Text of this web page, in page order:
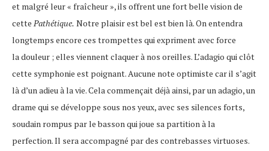
et malgré leur « fraîcheur », ils offrent une fort belle vision de
cette Pathétique. Notre plaisir est bel est bien là. On entendra
longtemps encore ces trompettes qui expriment avec force
la douleur ; elles viennent claquer à nos oreilles. L’adagio qui clôt
cette symphonie est poignant. Aucune note optimiste car il s’agit
là d’un adieu à la vie. Cela commençait déjà ainsi, par un adagio, un
drame qui se développe sous nos yeux, avec ses silences forts,
soudain rompus par le basson qui joue sa partition à la
perfection. Il sera accompagné par des contrebasses virtuoses.